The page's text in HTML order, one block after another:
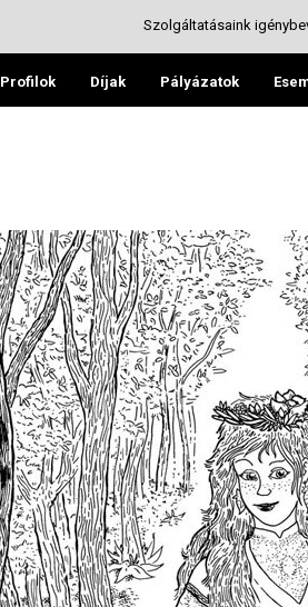
Profilok Díjak Pályázatok
Szolgáltatásaink